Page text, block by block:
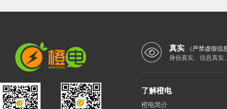
真实
（严禁虚假信
身份真实、信息真实
了解橙电
橙电简介